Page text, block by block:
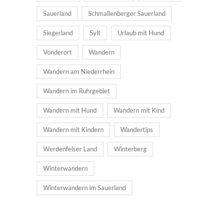
Sauerland Schmallenberger Sauerland
Siegerland Sylt Urlaub mit Hund
Vonderort Wandern
Wandern am Niederrhein
Wandern im Ruhrgebiet
Wandern mit Hund Wandern mit Kind
Wandern mit Kindern Wandertips
Werdenfelser Land Winterberg
Winterwandern
Winterwandern im Sauerland